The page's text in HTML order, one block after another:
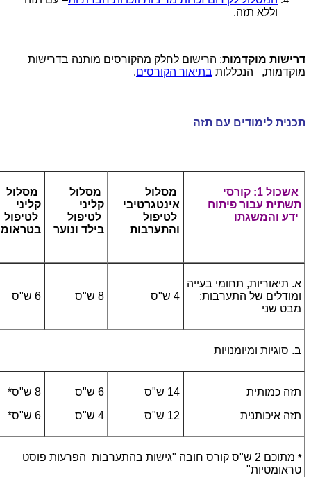
וללא תזה.
דרישות מוקדמות: הרישום לחלק מהקורסים מותנה בדרישות
מוקדמות, הנכללות בתיאור הקורסים.
תכנית לימודים עם תזה
אשכול 1: קורסי
תשתית עבור פיתוח
ידע והמשגתו
מסלול
אינטגרטיבי
לטיפול
והתערבות
מסלול
קליני
לטיפול
בילד ונוער
מסלול
קליני
לטיפול
א. תיאוריות, תחומי בעייה
ומודלים של התערבות:
מבט שני
4 ש"ס 8 ש"ס 6 ש"ס
ב. סוגיות ומיומנויות
תזה כמותית
תזה איכותנית
14 ש"ס
12 ש"ס
6 ש"ס
4 ש"ס
8 ש"ס*
6 ש"ס*
*
מתוכם 2 ש"ס קורס חובה "גישות בהתערבות הפרעות פוסט
טראומטיות"